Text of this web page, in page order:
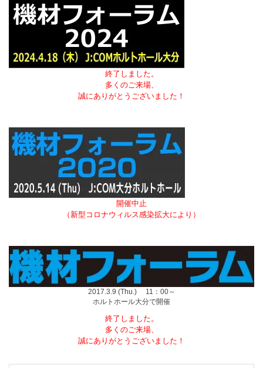
終了しました。
多くのご来場、
誠にありがとうございました！
開催中止
（新型コロナウィルス感染拡大により）
2017.3.9 (Thu.) 11：00～
ホルトホール大分で開催
終了しました。
多くのご来場、
誠にありがとうございました！